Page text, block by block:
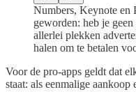
Numbers, Keynote en
geworden: heb je
allerlei plekken
halen om te betalen
Voor de pro-apps geldt dat
staat: als eenmalige